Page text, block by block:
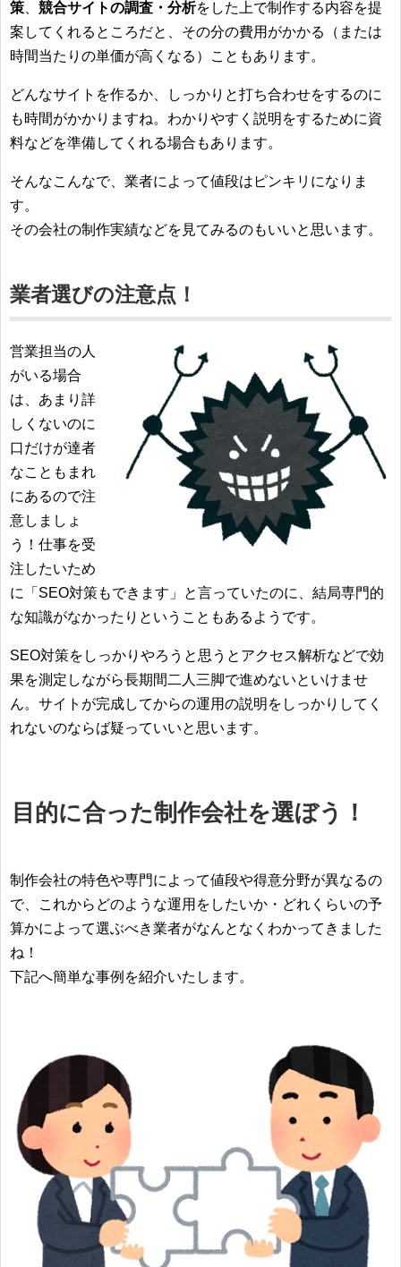
策 競合サイトの調査・分析をした上で制作する内容を提
案してくれるところだと、その分の費用がかかる（または
時間当たりの単価が高くなる）こともあります。
どんなサイトを作るか、しっかりと打ち合わせをするのに
も時間がかかりますね。わかりやすく説明をするために資
料などを準備してくれる場合もあります。
そんなこんなで、業者によって値段はピンキリになりま
す。
その会社の制作実績などを見てみるのもいいと思います。
業者選びの注意点！
営業担当の人
がいる場合
は、あまり詳
しくないのに
口だけが達者
なこともまれ
にあるので注
意しましょ
う！仕事を受
注したいため
に「SEO対策もできます」と言っていたのに、結局専門的
な知識がなかったりということもあるようです。
SEO対策をしっかりやろうと思うとアクセス解析などで効
果を測定しながら長期間二人三脚で進めないといけませ
ん。サイトが完成してからの運用の説明をしっかりしてく
れないのならば疑っていいと思います。
目的に合った制作会社を選ぼう！
制作会社の特色や専門によって値段や得意分野が異なるの
で、これからどのような運用をしたいか・どれくらいの予
算かによって選ぶべき業者がなんとなくわかってきました
ね！
下記へ簡単な事例を紹介いたします。